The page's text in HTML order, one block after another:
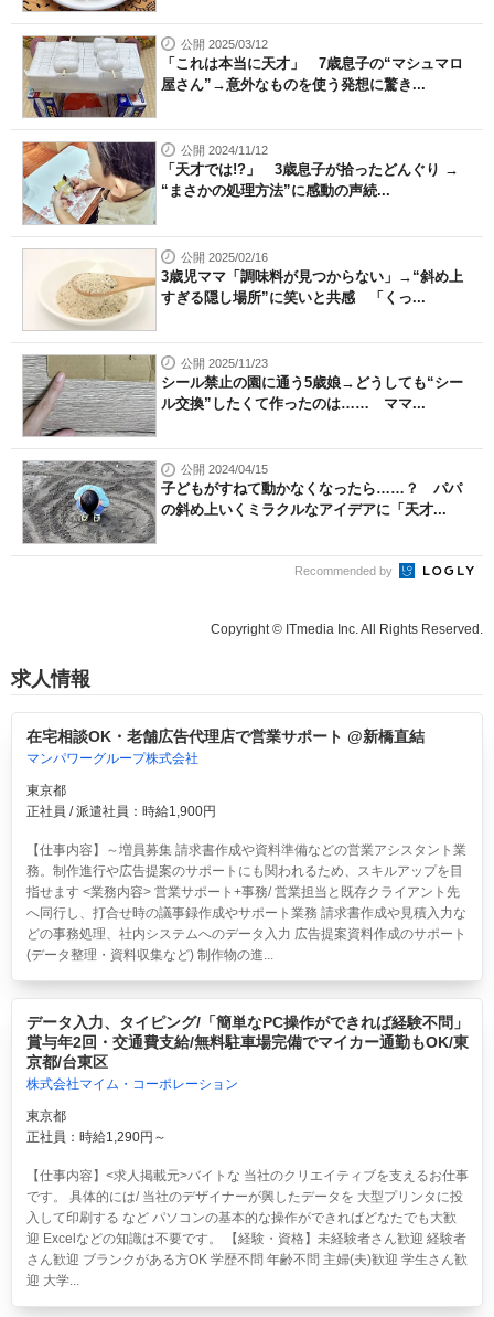
公開 2025/03/12
「これは本当に天才」 7歳息子の“マシュマロ
屋さん”→意外なものを使う発想に驚き...
公開 2024/11/12
「天才では!?」 3歳息子が拾ったどんぐり →
“まさかの処理方法”に感動の声続...
公開 2025/02/16
3歳児ママ「調味料が見つからない」→“斜め上
すぎる隠し場所”に笑いと共感 「くっ...
公開 2025/11/23
シール禁止の園に通う5歳娘→どうしても“シー
ル交換”したくて作ったのは…… ママ...
公開 2024/04/15
子どもがすねて動かなくなったら……？ パパ
の斜め上いくミラクルなアイデアに「天才...
Recommended by
Copyright © ITmedia Inc. All Rights Reserved.
求人情報
在宅相談OK・老舗広告代理店で営業サポート @新橋直結
マンパワーグループ株式会社
東京都
正社員 / 派遣社員：時給1,900円
【仕事内容】～増員募集 請求書作成や資料準備などの営業アシスタント業
務。制作進行や広告提案のサポートにも関われるため、スキルアップを目
指せます <業務内容> 営業サポート+事務/ 営業担当と既存クライアント先
へ同行し、打合せ時の議事録作成やサポート業務 請求書作成や見積入力な
どの事務処理、社内システムへのデータ入力 広告提案資料作成のサポート
(データ整理・資料収集など) 制作物の進...
データ入力、タイピング/「簡単なPC操作ができれば経験不問」
賞与年2回・交通費支給/無料駐車場完備でマイカー通勤もOK/東
京都/台東区
株式会社マイム・コーポレーション
東京都
正社員：時給1,290円～
【仕事内容】<求人掲載元>バイトな 当社のクリエイティブを支えるお仕事
です。 具体的には/ 当社のデザイナーが興したデータを 大型プリンタに投
入して印刷する など パソコンの基本的な操作ができればどなたでも大歓
迎 Excelなどの知識は不要です。 【経験・資格】未経験者さん歓迎 経験者
さん歓迎 ブランクがある方OK 学歴不問 年齢不問 主婦(夫)歓迎 学生さん歓
迎 大学...